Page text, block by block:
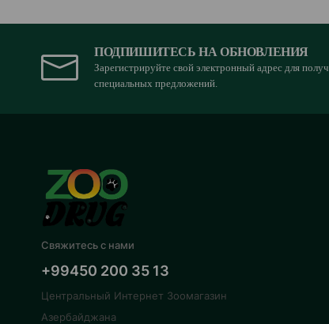
ПОДПИШИТЕСЬ НА ОБНОВЛЕНИЯ
Зарегистрируйте свой электронный адрес для
специальных предложений.
Свяжитесь с нами
+99450 200 35 13
Центральный Интернет Зоомагазин
Азербайджана